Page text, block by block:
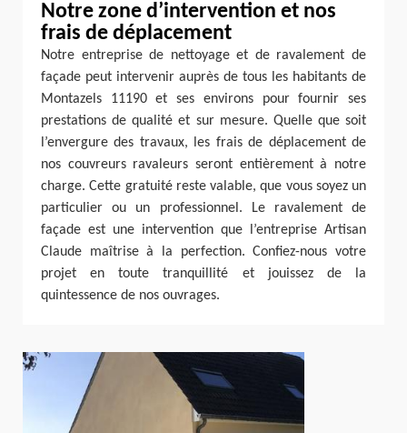
Notre zone d’intervention et nos
frais de déplacement
Notre entreprise de nettoyage et de ravalement de
façade peut intervenir auprès de tous les habitants de
Montazels 11190 et ses environs pour fournir ses
prestations de qualité et sur mesure. Quelle que soit
l’envergure des travaux, les frais de déplacement de
nos couvreurs ravaleurs seront entièrement à notre
charge. Cette gratuité reste valable, que vous soyez un
particulier ou un professionnel. Le ravalement de
façade est une intervention que l’entreprise Artisan
Claude maîtrise à la perfection. Confiez-nous votre
projet en toute tranquillité et jouissez de la
quintessence de nos ouvrages.